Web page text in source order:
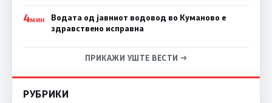
4МИН
Водата од јавниот водовод во Куманово е
здравствено исправна
ПРИКАЖИ УШТЕ ВЕСТИ →
РУБРИКИ